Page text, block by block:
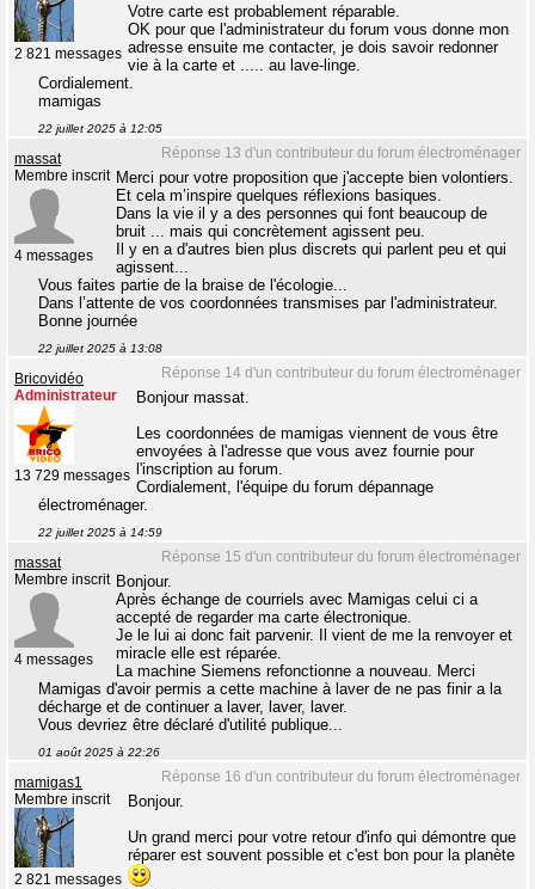
2 821 messages
Votre carte est probablement réparable.
OK pour que l'administrateur du forum vous donne mon
adresse ensuite me contacter, je dois savoir redonner
vie à la carte et ..... au lave-linge.
Cordialement.
mamigas
22 juillet 2025 à 12:05
Réponse 13 d'un contributeur du forum électroménager
massat
Membre inscrit
4 messages
Merci pour votre proposition que j'accepte bien volontiers.
Et cela m’inspire quelques réflexions basiques.
Dans la vie il y a des personnes qui font beaucoup de
bruit ... mais qui concrètement agissent peu.
Il y en a d'autres bien plus discrets qui parlent peu et qui
agissent...
Vous faites partie de la braise de l'écologie...
Dans l’attente de vos coordonnées transmises par l'administrateur.
Bonne journée
22 juillet 2025 à 13:08
Réponse 14 d'un contributeur du forum électroménager
Bricovidéo
Administrateur
13 729 messages
Bonjour massat.
Les coordonnées de mamigas viennent de vous être
envoyées à l'adresse que vous avez fournie pour
l'inscription au forum.
Cordialement, l'équipe du forum dépannage
électroménager.
22 juillet 2025 à 14:59
Réponse 15 d'un contributeur du forum électroménager
massat
Membre inscrit
4 messages
Bonjour.
Après échange de courriels avec Mamigas celui ci a
accepté de regarder ma carte électronique.
Je le lui ai donc fait parvenir. Il vient de me la renvoyer et
miracle elle est réparée.
La machine Siemens refonctionne a nouveau. Merci
Mamigas d'avoir permis a cette machine à laver de ne pas finir a la
décharge et de continuer a laver, laver, laver.
Vous devriez être déclaré d'utilité publique...
01 août 2025 à 22:26
Réponse 16 d'un contributeur du forum électroménager
mamigas1
Membre inscrit
2 821 messages
Bonjour.
Un grand merci pour votre retour d'info qui démontre que
réparer est souvent possible et c'est bon pour la planète